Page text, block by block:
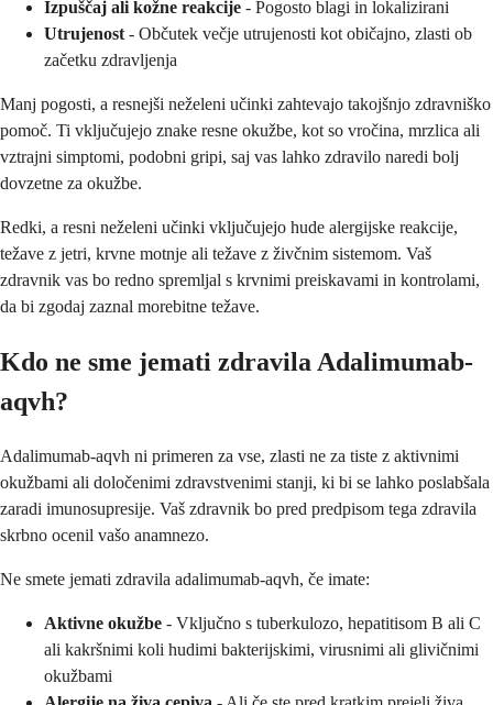
Izpuščaj ali kožne reakcije - Pogosto blagi in lokalizirani
Utrujenost - Občutek večje utrujenosti kot običajno, zlasti ob
začetku zdravljenja
Manj pogosti, a resnejši neželeni učinki zahtevajo takojšnjo zdravniško
pomoč. Ti vključujejo znake resne okužbe, kot so vročina, mrzlica ali
vztrajni simptomi, podobni gripi, saj vas lahko zdravilo naredi bolj
dovzetne za okužbe.
Redki, a resni neželeni učinki vključujejo hude alergijske reakcije,
težave z jetri, krvne motnje ali težave z živčnim sistemom. Vaš
zdravnik vas bo redno spremljal s krvnimi preiskavami in kontrolami,
da bi zgodaj zaznal morebitne težave.
Kdo ne sme jemati zdravila Adalimumab-
aqvh?
Adalimumab-aqvh ni primeren za vse, zlasti ne za tiste z aktivnimi
okužbami ali določenimi zdravstvenimi stanji, ki bi se lahko poslabšala
zaradi imunosupresije. Vaš zdravnik bo pred predpisom tega zdravila
skrbno ocenil vašo anamnezo.
Ne smete jemati zdravila adalimumab-aqvh, če imate:
Aktivne okužbe - Vključno s tuberkulozo, hepatitisom B ali C
ali kakršnimi koli hudimi bakterijskimi, virusnimi ali glivičnimi
okužbami